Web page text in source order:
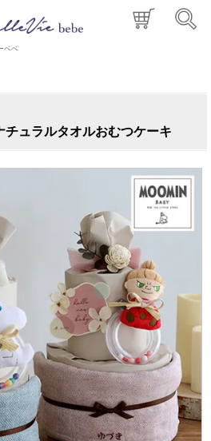
ベベ
チュラルタオルおむつケーキ